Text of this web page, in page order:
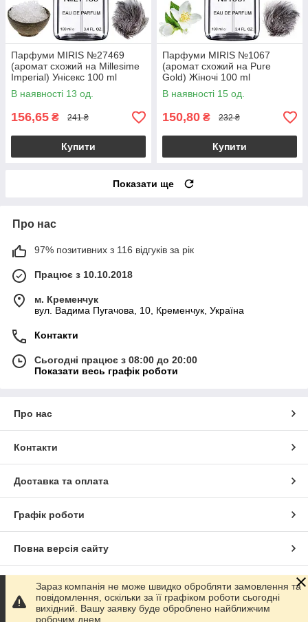
Парфуми MIRIS №27469
(аромат схожий на Millesime
Imperial) Унісекс 100 ml
В наявності 13 од.
156,65 ₴ 241 ₴
Купити
Парфуми MIRIS №1067
(аромат схожий на Pure
Gold) Жіночі 100 ml
В наявності 15 од.
150,80 ₴ 232 ₴
Купити
Показати ще
Про нас
97% позитивних з 116 відгуків за рік
Працює з 10.10.2018
м. Кременчук
вул. Вадима Пугачова, 10, Кременчук, Україна
Контакти
Сьогодні працює з 08:00 до 20:00
Показати весь графік роботи
Про нас
Контакти
Доставка та оплата
Графік роботи
Повна версія сайту
Сайт створено на маркетплейсіProm.ua
Політика конфіденційності
Зараз компанія не може швидко обробляти замовлення та
повідомлення, оскільки за її графіком роботи сьогодні
вихідний. Вашу заявку буде оброблено найближчим
робочим днем.